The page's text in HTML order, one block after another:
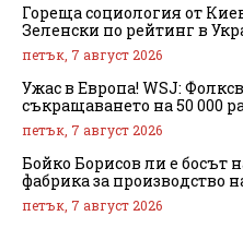
Гореща социология от
Зеленски по рейтинг в
петък, 7 август 2026
Ужас в Европа! WSJ:
съкращаването на 50 000
петък, 7 август 2026
Бойко Борисов ли е босът
фабрика за производство
петък, 7 август 2026